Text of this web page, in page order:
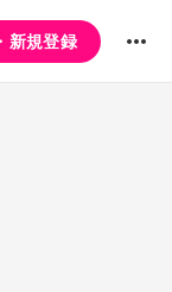
新規登録